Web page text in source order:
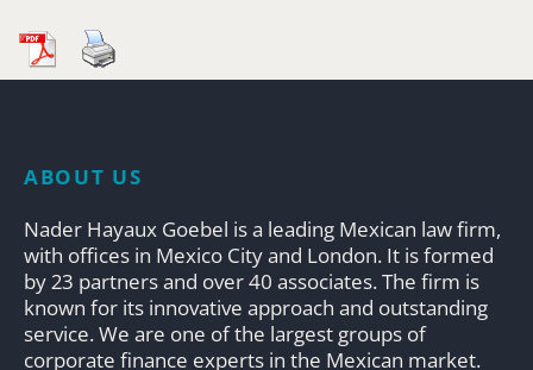
ABOUT US
Nader Hayaux Goebel is a leading Mexican law firm,
with offices in Mexico City and London. It is formed
by 23 partners and over 40 associates. The firm is
known for its innovative approach and outstanding
service. We are one of the largest groups of
corporate finance experts in the Mexican market.